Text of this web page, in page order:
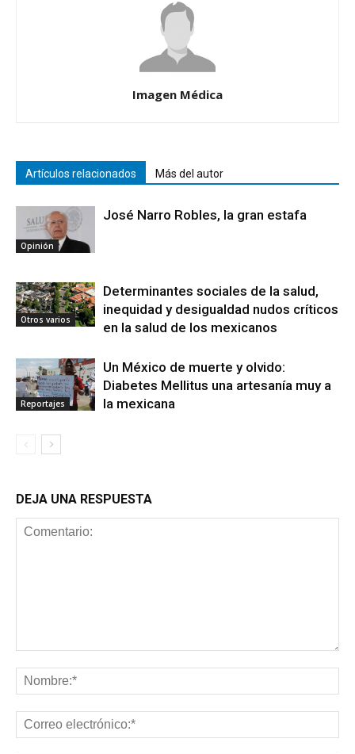
Imagen Médica
Artículos relacionados Más del autor
Opinión
José Narro Robles, la gran estafa
Otros varios
Determinantes sociales de la salud,
inequidad y desigualdad nudos críticos
en la salud de los mexicanos
Reportajes
Un México de muerte y olvido:
Diabetes Mellitus una artesanía muy a
la mexicana
DEJA UNA RESPUESTA